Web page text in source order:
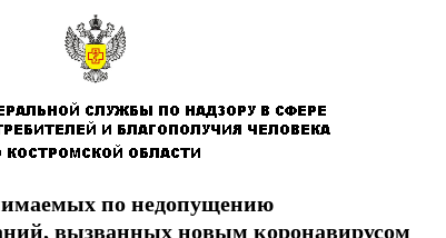
по недопущению
вызванных новым коронавирусом